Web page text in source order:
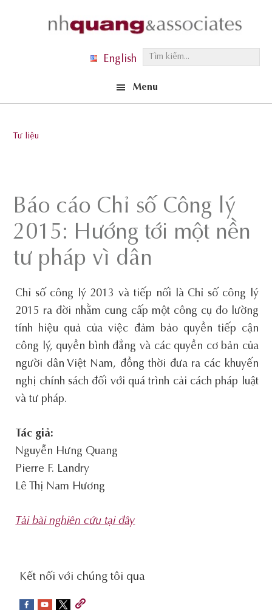
m
English
Menu
Tư liệu
Báo cáo Chỉ số Công lý
2015: Hướng tới một nền
tư pháp vì dân
Chỉ số công lý 2013 và tiếp nối là Chỉ số công lý
2015 ra đời nhằm cung cấp một công cụ đo lường
tính hiệu quả của việc đảm bảo quyền tiếp cận
công lý, quyền bình đẳng và các quyền cơ bản của
người dân Việt Nam, đồng thời đưa ra các khuyến
nghị chính sách đối với quá trình cải cách pháp luật
và tư pháp.
Tác giả:
Nguyễn Hưng Quang
Pierre F. Landry
Lê Thị Nam Hương
Tải bài nghiên cứu tại đây
social-
sidebar
Kết nối với chúng tôi qua